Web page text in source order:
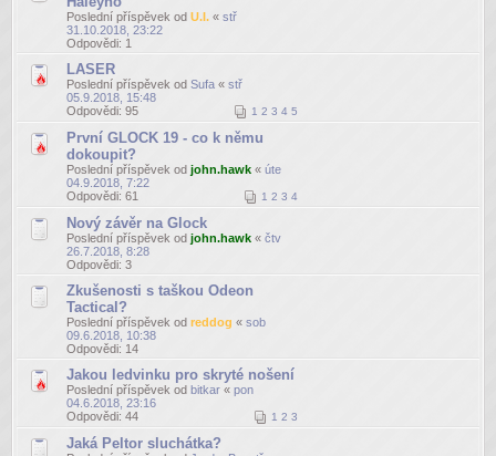
Poslední příspěvek od U.I. « stř
31.10.2018, 23:22
Odpovědi: 1
LASER
Poslední příspěvek od Sufa « stř
05.9.2018, 15:48
Odpovědi: 95 1 2 3 4 5
První GLOCK 19 - co k němu
dokoupit?
Poslední příspěvek od john.hawk « úte
04.9.2018, 7:22
Odpovědi: 61 1 2 3 4
Nový závěr na Glock
Poslední příspěvek od john.hawk « čtv
26.7.2018, 8:28
Odpovědi: 3
Zkušenosti s taškou Odeon
Tactical?
Poslední příspěvek od reddog « sob
09.6.2018, 10:38
Odpovědi: 14
Jakou ledvinku pro skryté nošení
Poslední příspěvek od bitkar « pon
04.6.2018, 23:16
Odpovědi: 44 1 2 3
Jaká Peltor sluchátka?